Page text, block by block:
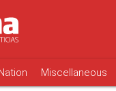
Miscellaneous